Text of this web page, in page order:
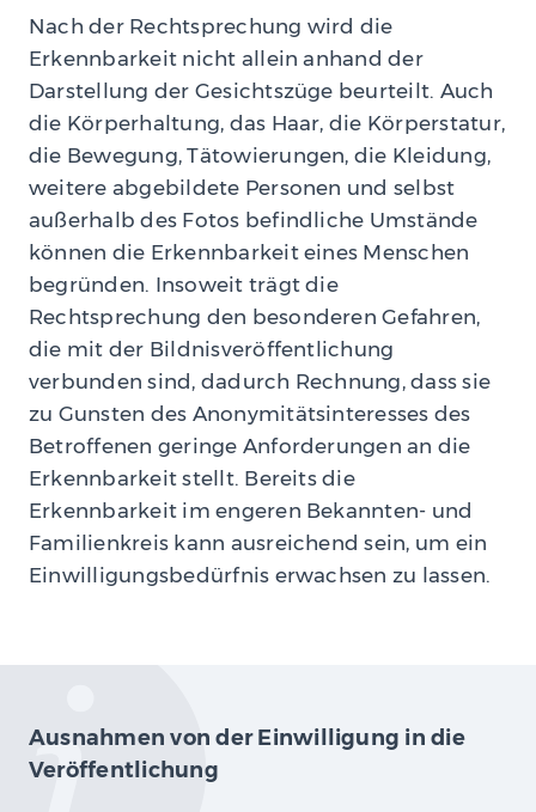
Nach der Rechtsprechung wird die
Erkennbarkeit nicht allein anhand der
Darstellung der Gesichtszüge beurteilt. Auch
die Körperhaltung, das Haar, die Körperstatur,
die Bewegung, Tätowierungen, die Kleidung,
weitere abgebildete Personen und selbst
außerhalb des Fotos befindliche Umstände
können die Erkennbarkeit eines Menschen
begründen. Insoweit trägt die
Rechtsprechung den besonderen Gefahren,
die mit der Bildnisveröffentlichung
verbunden sind, dadurch Rechnung, dass sie
zu Gunsten des Anonymitätsinteresses des
Betroffenen geringe Anforderungen an die
Erkennbarkeit stellt. Bereits die
Erkennbarkeit im engeren Bekannten- und
Familienkreis kann ausreichend sein, um ein
Einwilligungsbedürfnis erwachsen zu lassen.
Ausnahmen von der Einwilligung in die
Veröffentlichung